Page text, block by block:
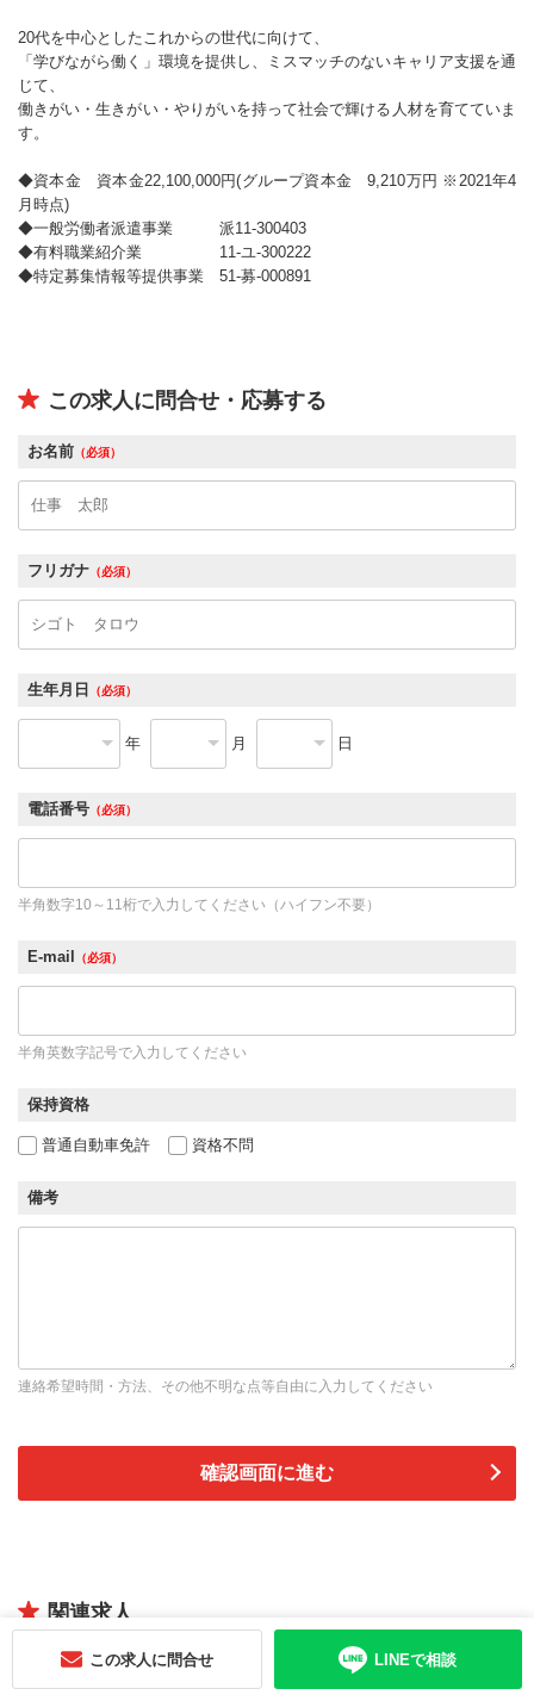
20代を中心としたこれからの世代に向けて、
「学びながら働く」環境を提供し、ミスマッチのないキャリア支援を通
じて、
働きがい・生きがい・やりがいを持って社会で輝ける人材を育てていま
す。
◆資本金 資本金22,100,000円(グループ資本金 9,210万円 ※2021年4
月時点)
◆一般労働者派遣事業 派11-300403
◆有料職業紹介業 11-ユ-300222
◆特定募集情報等提供事業 51-募-000891
この求人に問合せ・応募する
お名前 （必須）
フリガナ （必須）
生年月日 （必須）
年 月 日
電話番号 （必須）
半角数字10～11桁で入力してください（ハイフン不要）
E-mail （必須）
半角英数字記号で入力してください
保持資格
普通自動車免許 資格不問
備考
連絡希望時間・方法、その他不明な点等自由に入力してください
関連求人
この求人に問合せ LINEで相談